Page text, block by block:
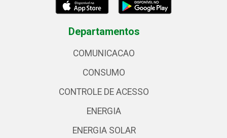
Departamentos
COMUNICACAO
CONSUMO
CONTROLE DE ACESSO
ENERGIA
ENERGIA SOLAR